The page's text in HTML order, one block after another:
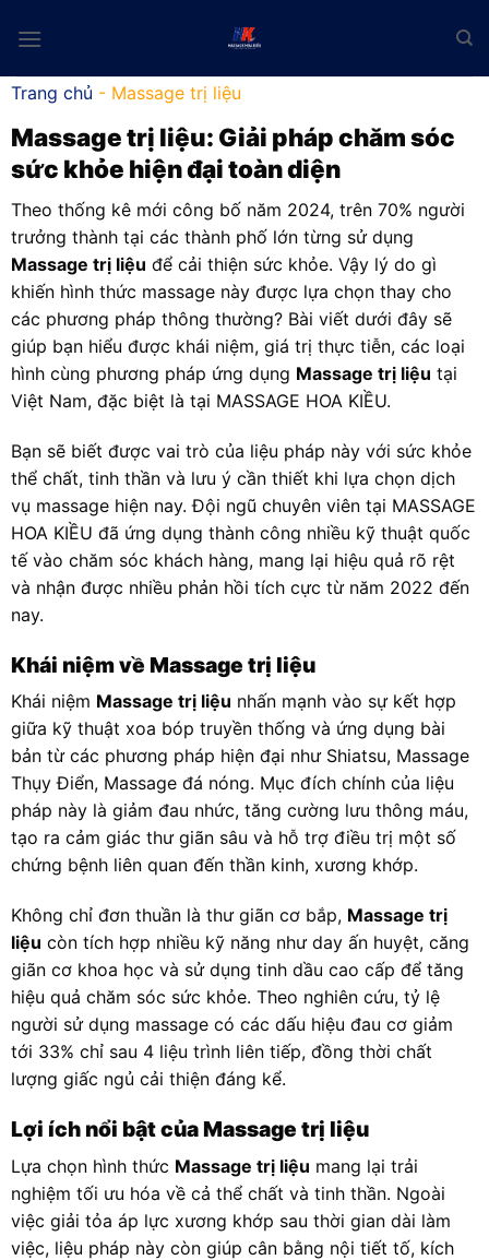
Trang chủ - Massage trị liệu
Massage trị liệu: Giải pháp chăm sóc
sức khỏe hiện đại toàn diện
Theo thống kê mới công bố năm 2024, trên 70% người
trưởng thành tại các thành phố lớn từng sử dụng
Massage trị liệu để cải thiện sức khỏe. Vậy lý do gì
khiến hình thức massage này được lựa chọn thay cho
các phương pháp thông thường? Bài viết dưới đây sẽ
giúp bạn hiểu được khái niệm, giá trị thực tiễn, các loại
hình cùng phương pháp ứng dụng Massage trị liệu tại
Việt Nam, đặc biệt là tại MASSAGE HOA KIỀU.
Bạn sẽ biết được vai trò của liệu pháp này với sức khỏe
thể chất, tinh thần và lưu ý cần thiết khi lựa chọn dịch
vụ massage hiện nay. Đội ngũ chuyên viên tại MASSAGE
HOA KIỀU đã ứng dụng thành công nhiều kỹ thuật quốc
tế vào chăm sóc khách hàng, mang lại hiệu quả rõ rệt
và nhận được nhiều phản hồi tích cực từ năm 2022 đến
nay.
Khái niệm về Massage trị liệu
Khái niệm Massage trị liệu nhấn mạnh vào sự kết hợp
giữa kỹ thuật xoa bóp truyền thống và ứng dụng bài
bản từ các phương pháp hiện đại như Shiatsu, Massage
Thụy Điển, Massage đá nóng. Mục đích chính của liệu
pháp này là giảm đau nhức, tăng cường lưu thông máu,
tạo ra cảm giác thư giãn sâu và hỗ trợ điều trị một số
chứng bệnh liên quan đến thần kinh, xương khớp.
Không chỉ đơn thuần là thư giãn cơ bắp, Massage trị
liệu còn tích hợp nhiều kỹ năng như day ấn huyệt, căng
giãn cơ khoa học và sử dụng tinh dầu cao cấp để tăng
hiệu quả chăm sóc sức khỏe. Theo nghiên cứu, tỷ lệ
người sử dụng massage có các dấu hiệu đau cơ giảm
tới 33% chỉ sau 4 liệu trình liên tiếp, đồng thời chất
lượng giấc ngủ cải thiện đáng kể.
Lợi ích nổi bật của Massage trị liệu
Lựa chọn hình thức Massage trị liệu mang lại trải
nghiệm tối ưu hóa về cả thể chất và tinh thần. Ngoài
việc giải tỏa áp lực xương khớp sau thời gian dài làm
việc, liệu pháp này còn giúp cân bằng nội tiết tố, kích